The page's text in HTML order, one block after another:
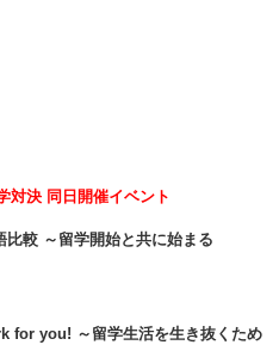
対決 同日開催イベント
較 ～留学開始と共に始まる
you! ～留学生活を生き抜くため